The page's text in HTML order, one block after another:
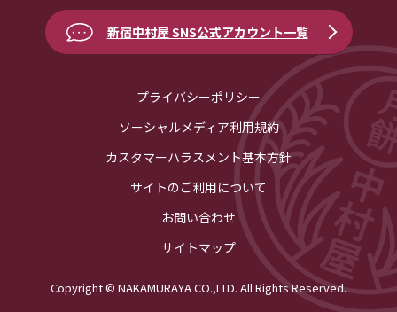
新宿中村屋 SNS公式アカウント一覧
プライバシーポリシー
ソーシャルメディア利用規約
カスタマーハラスメント基本方針
サイトのご利用について
お問い合わせ
サイトマップ
Copyright © NAKAMURAYA CO.,LTD. All Rights Reserved.